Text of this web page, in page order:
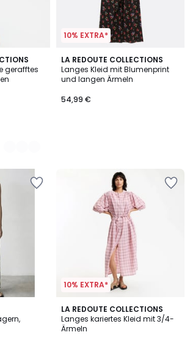
gerafftes
10% EXTRA*
LA REDOUTE COLLECTIONS
Langes Kleid mit Blumenprint
und langen Ärmeln
54,99 €
10% EXTRA*
LA REDOUTE COLLECTIONS
Langes kariertes Kleid mit 3/4-
Ärmeln
4,6
/ 5